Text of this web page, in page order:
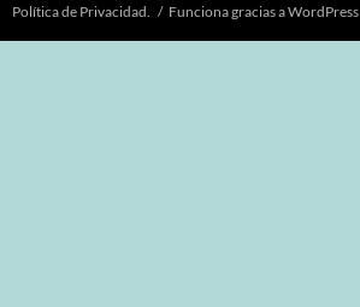
Política de Privacidad. Funciona gracias a WordPress